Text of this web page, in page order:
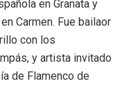
en Granata y
Carmen. Fue bailaor
con los
y artista invitado
de Flamenco de